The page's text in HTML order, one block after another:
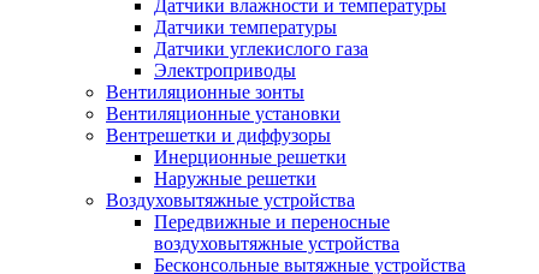
Датчики влажности и температуры
Датчики температуры
Датчики углекислого газа
Электроприводы
Вентиляционные зонты
Вентиляционные установки
Вентрешетки и диффузоры
Инерционные решетки
Наружные решетки
Воздуховытяжные устройства
Передвижные и переносные
воздуховытяжные устройства
Бесконсольные вытяжные устройства